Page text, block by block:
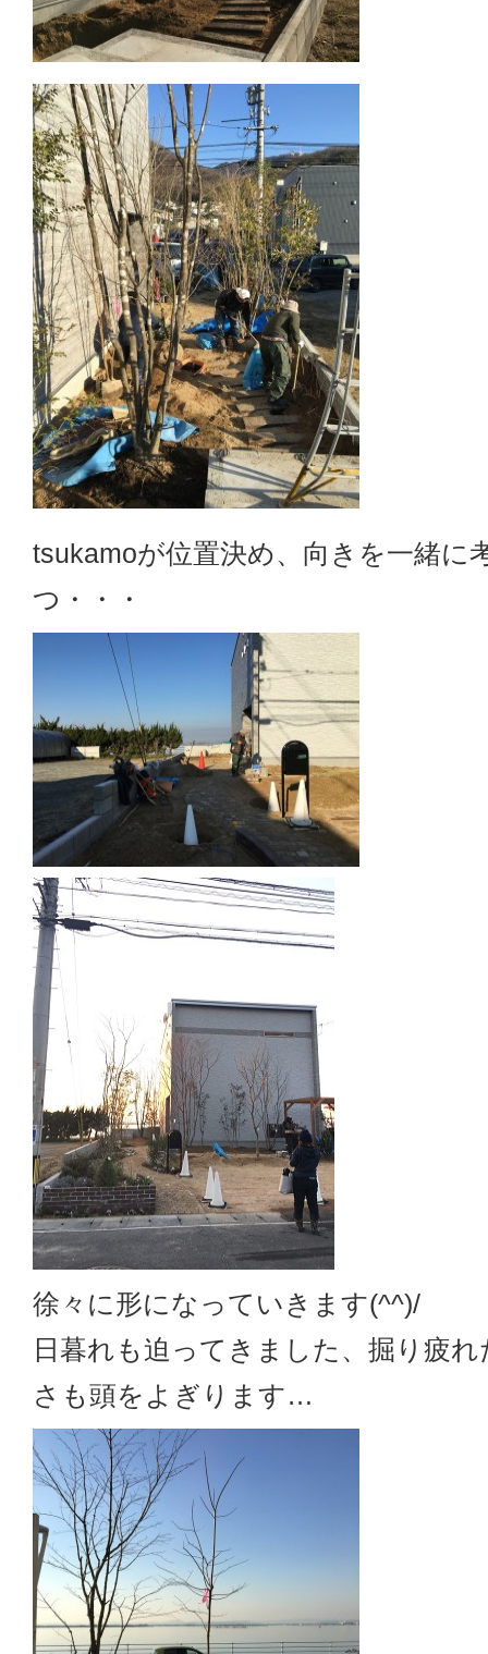
tsukamoが位置決め、向きを一緒に
つ・・・
徐々に形になっていきます(^^)/
日暮れも迫ってきました、掘り疲
さも頭をよぎります…